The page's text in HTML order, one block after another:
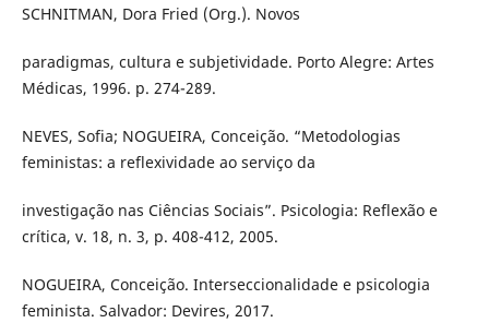
SCHNITMAN, Dora Fried (Org.). Novos
paradigmas, cultura e subjetividade. Porto Alegre: Artes
Médicas, 1996. p. 274-289.
NEVES, Sofia; NOGUEIRA, Conceição. “Metodologias
feministas: a reflexividade ao serviço da
investigação nas Ciências Sociais”. Psicologia: Reflexão e
crítica, v. 18, n. 3, p. 408-412, 2005.
NOGUEIRA, Conceição. Interseccionalidade e psicologia
feminista. Salvador: Devires, 2017.